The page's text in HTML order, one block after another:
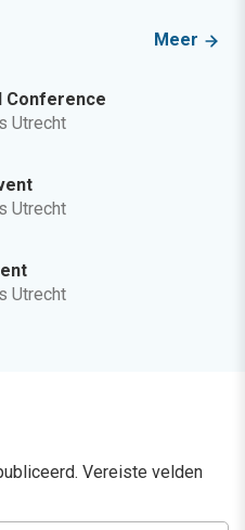
Meer
Conference
Utrecht
Utrecht
Utrecht
Vereiste velden